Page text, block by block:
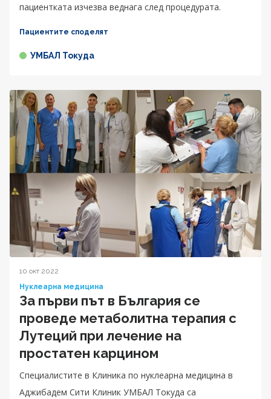
пациентката изчезва веднага след процедурата.
Пациентите споделят
УМБАЛ Токуда
10 окт 2022
Нуклеарна медицина
За първи път в България се
проведе метаболитна терапия с
Лутеций при лечение на
простатен карцином
Специалистите в Клиника по нуклеарна медицина в
Аджибадем Сити Клиник УМБАЛ Токуда са